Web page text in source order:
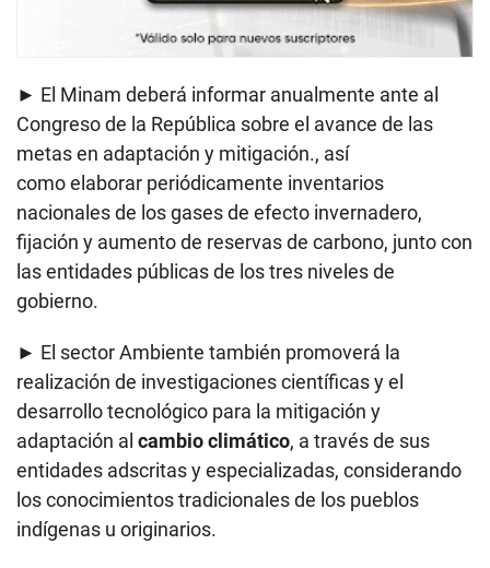
► El Minam deberá informar anualmente ante al
Congreso de la República sobre el avance de las
metas en adaptación y mitigación., así
como elaborar periódicamente inventarios
nacionales de los gases de efecto invernadero,
fijación y aumento de reservas de carbono, junto con
las entidades públicas de los tres niveles de
gobierno.
► El sector Ambiente también promoverá la
realización de investigaciones científicas y el
desarrollo tecnológico para la mitigación y
adaptación al cambio climático, a través de sus
entidades adscritas y especializadas, considerando
los conocimientos tradicionales de los pueblos
indígenas u originarios.